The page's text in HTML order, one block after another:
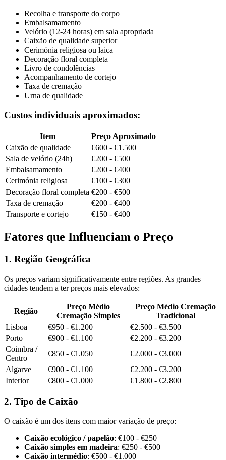
Recolha e transporte do corpo
Embalsamamento
Velório (12-24 horas) em sala apropriada
Caixão de qualidade superior
Cerimónia religiosa ou laica
Decoração floral completa
Livro de condolências
Acompanhamento de cortejo
Taxa de cremação
Urna de qualidade
Custos individuais aproximados:
Item
Preço Aproximado
Caixão de qualidade
€600 - €1.500
Sala de velório (24h)
€200 - €500
Embalsamamento
€200 - €400
Cerimónia religiosa
€100 - €300
Decoração floral completa €200 - €500
Taxa de cremação
€200 - €400
Transporte e cortejo
€150 - €400
Fatores que Influenciam o Preço
1. Região Geográfica
Os preços variam significativamente entre regiões. As grandes
cidades tendem a ter preços mais elevados:
Região
Preço Médio
Cremação Simples
Preço Médio Cremação
Tradicional
Lisboa
€950 - €1.200
€2.500 - €3.500
Porto
€900 - €1.100
€2.200 - €3.200
Coimbra /
Centro
€850 - €1.050
€2.000 - €3.000
Algarve
€900 - €1.100
€2.200 - €3.200
Interior
€800 - €1.000 €1.800 - €2.800
2. Tipo de Caixão
O caixão é um dos itens com maior variação de preço:
Caixão ecológico / papelão: €100 - €250
Caixão simples em madeira: €250 - €500
Caixão intermédio: €500 - €1.000